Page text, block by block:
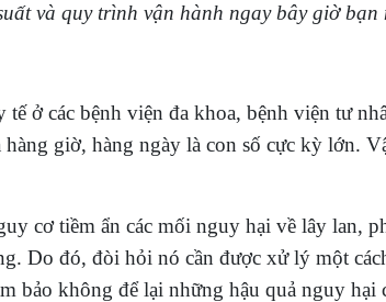
và quy trình vận hành ngay bây giờ bạn
ở các bệnh viện đa khoa, bệnh viện tư
giờ, hàng ngày là con số cực kỳ lớn.
cơ tiềm ẩn các mối nguy hại về lây lan,
Do đó, đòi hỏi nó cần được xử lý một
bảo không để lại những hậu quả nguy hại